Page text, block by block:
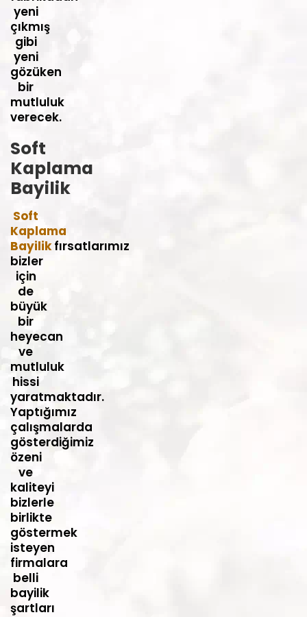
yeni
çıkmış
gibi
yeni
gözüken
bir
mutluluk
verecek.
Soft
Kaplama
Bayilik
Soft
Kaplama
Bayilikfırsatlarımız
bizler
için
de
büyük
bir
heyecan
ve
mutluluk
hissi
yaratmaktadır.
Yaptığımız
çalışmalarda
gösterdiğimiz
özeni
ve
kaliteyi
bizlerle
birlikte
göstermek
isteyen
firmalara
belli
bayilik
şartları